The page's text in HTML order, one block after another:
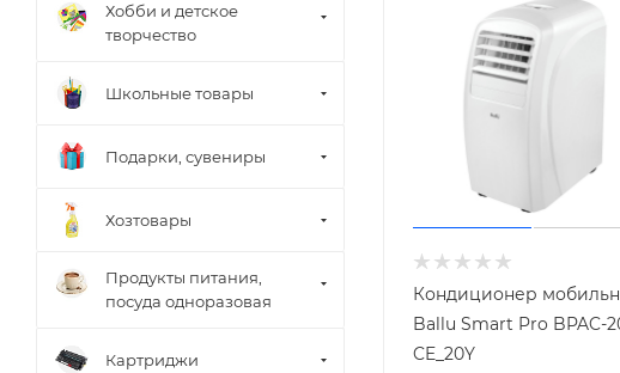
Кондиционер
Ballu Smart Pro BPAC-
CE_20Y
Хобби и детское
творчество
Школьные товары
Подарки, сувениры
Хозтовары
Продукты питания,
посуда одноразовая
Картриджи